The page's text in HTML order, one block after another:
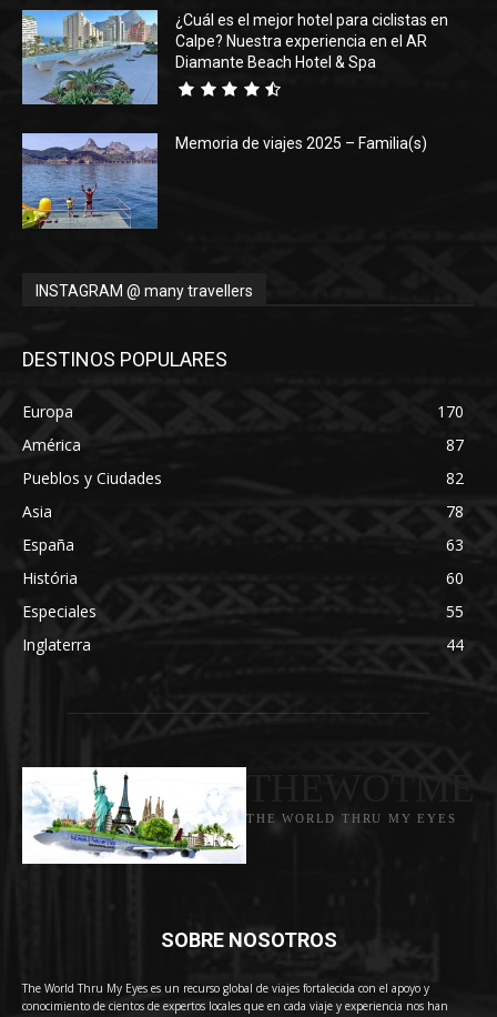
¿Cuál es el mejor hotel para ciclistas en
Calpe? Nuestra experiencia en el AR
Diamante Beach Hotel & Spa
Memoria de viajes 2025 – Familia(s)
INSTAGRAM @ many travellers
DESTINOS POPULARES
Europa
170
América
87
Pueblos y Ciudades
82
Asia
78
España
63
História
60
Especiales
55
Inglaterra
44
THE WORLD THRU MY EYES
SOBRE NOSOTROS
The World Thru My Eyes es un recurso global de viajes fortalecida con el apoyo y
conocimiento de cientos de expertos locales que en cada viaje y experiencia nos han